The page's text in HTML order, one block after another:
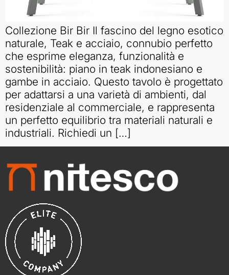
Collezione Bir Bir Il fascino del legno esotico
naturale, Teak e acciaio, connubio perfetto
che esprime eleganza, funzionalità e
sostenibilità: piano in teak indonesiano e
gambe in acciaio. Questo tavolo è progettato
per adattarsi a una varietà di ambienti, dal
residenziale al commerciale, e rappresenta
un perfetto equilibrio tra materiali naturali e
industriali. Richiedi un […]